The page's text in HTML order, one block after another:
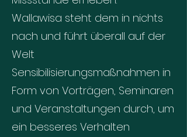
Wallawisa steht dem in nichts
nach und führt überall auf der
Welt
Sensibilisierungsmaßnahmen in
Form von Vorträgen, Seminaren
und Veranstaltungen durch, um
ein besseres Verhalten